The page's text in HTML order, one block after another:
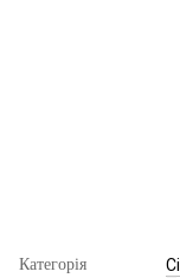
Категорія